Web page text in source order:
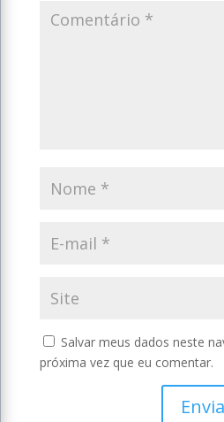
Salvar meus dados neste
próxima vez que eu comentar.